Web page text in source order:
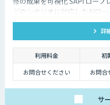
どのシナリオに対応したAIロ
です。 AIアバターとの実践ト
により、新人・中途スタッフ
を支援します。
詳
利用料金 初
お問合せください
お問合
サ